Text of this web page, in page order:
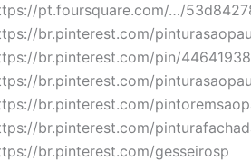
pt.foursquare.com/…/
br.pinterest.com/
br.pinterest.com/pin/
br.pinterest.com/
br.pinterest.com/
br.pinterest.com/
br.pinterest.com/gesseirosp